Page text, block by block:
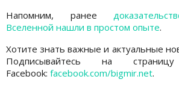
Напомним, ранее
Вселенной нашли в простом опыте.
Хотите знать важные и актуальные
Подписывайтесь на
Facebook: facebook.com/bigmir.net.